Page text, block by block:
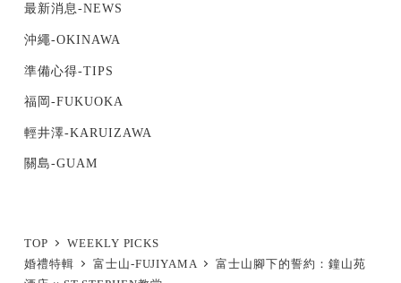
最新消息-NEWS
沖繩-OKINAWA
準備心得-TIPS
福岡-FUKUOKA
輕井澤-KARUIZAWA
關島-GUAM
TOP
WEEKLY PICKS
婚禮特輯
富士山-FUJIYAMA
富士山腳下的誓約：鐘山苑